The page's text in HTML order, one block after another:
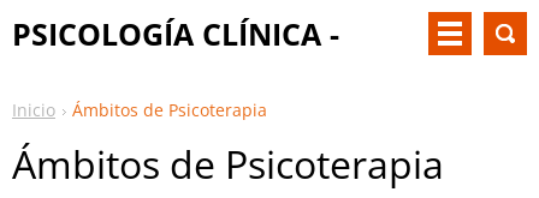
PSICOLOGÍA CLÍNICA -
Inicio Ámbitos de Psicoterapia
Ámbitos de Psicoterapia